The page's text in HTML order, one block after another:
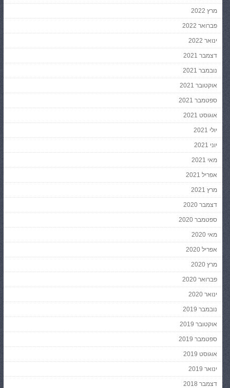
מרץ 2022
פברואר 2022
ינואר 2022
דצמבר 2021
נובמבר 2021
אוקטובר 2021
ספטמבר 2021
אוגוסט 2021
יולי 2021
יוני 2021
מאי 2021
אפריל 2021
מרץ 2021
דצמבר 2020
ספטמבר 2020
מאי 2020
אפריל 2020
מרץ 2020
פברואר 2020
ינואר 2020
נובמבר 2019
אוקטובר 2019
ספטמבר 2019
אוגוסט 2019
ינואר 2019
דצמבר 2018